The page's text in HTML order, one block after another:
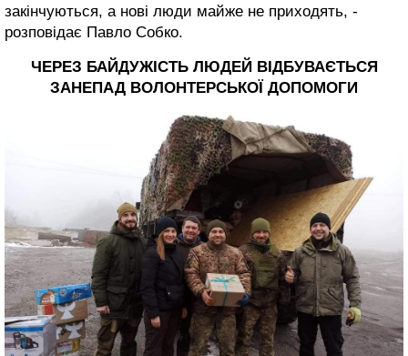
закінчуються, а нові люди майже не приходять, -
розповідає Павло Собко.
ЧЕРЕЗ БАЙДУЖІСТЬ ЛЮДЕЙ ВІДБУВАЄТЬСЯ
ЗАНЕПАД ВОЛОНТЕРСЬКОЇ ДОПОМОГИ